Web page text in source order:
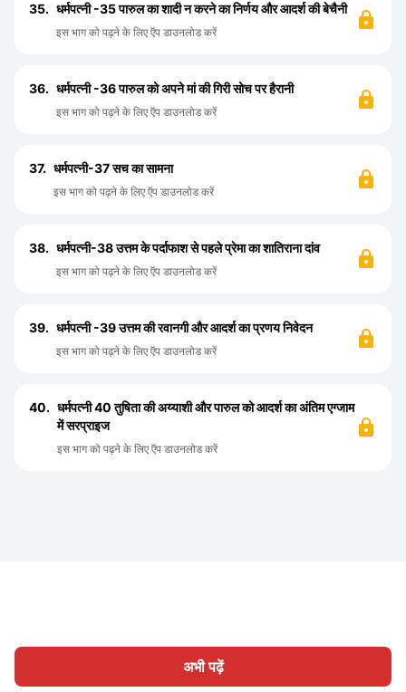
अभी पढ़ें
35. धर्मपत्नी -35 पारुल का शादी न करने का निर्णय और आदर्श की बेचैनी
इस भाग को पढ़ने के लिए ऍप डाउनलोड करें
36. धर्मपत्नी -36 पारुल को अपने मां की गिरी सोच पर हैरानी
इस भाग को पढ़ने के लिए ऍप डाउनलोड करें
37. धर्मपत्नी-37 सच का सामना
इस भाग को पढ़ने के लिए ऍप डाउनलोड करें
38. धर्मपत्नी-38 उत्तम के पर्दाफाश से पहले प्रेमा का शातिराना दांव
इस भाग को पढ़ने के लिए ऍप डाउनलोड करें
39. धर्मपत्नी -39 उत्तम की रवानगी और आदर्श का प्रणय निवेदन
इस भाग को पढ़ने के लिए ऍप डाउनलोड करें
40. धर्मपत्नी 40 तुषिता की अय्याशी और पारुल को आदर्श का अंतिम एग्जाम
में सरप्राइज
इस भाग को पढ़ने के लिए ऍप डाउनलोड करें
होम श्रेणी लिखिए लेख साइन इन